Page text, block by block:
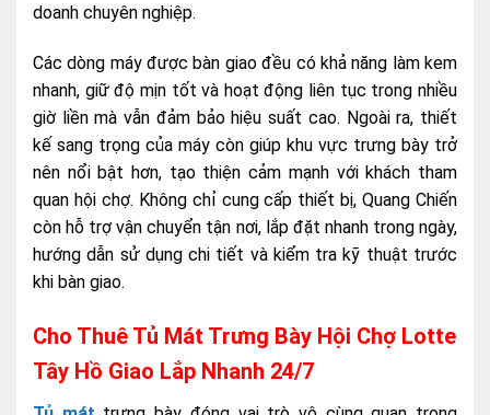
doanh chuyên nghiệp.
Các dòng máy được bàn giao đều có khả năng làm kem
nhanh, giữ độ mịn tốt và hoạt động liên tục trong nhiều
giờ liền mà vẫn đảm bảo hiệu suất cao. Ngoài ra, thiết
kế sang trọng của máy còn giúp khu vực trưng bày trở
nên nổi bật hơn, tạo thiện cảm mạnh với khách tham
quan hội chợ. Không chỉ cung cấp thiết bị, Quang Chiến
còn hỗ trợ vận chuyển tận nơi, lắp đặt nhanh trong ngày,
hướng dẫn sử dụng chi tiết và kiểm tra kỹ thuật trước
khi bàn giao.
Cho Thuê Tủ Mát Trưng Bày Hội Chợ Lotte
Tây Hồ Giao Lắp Nhanh 24/7